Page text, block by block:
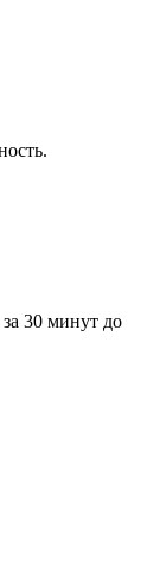
30 минут до